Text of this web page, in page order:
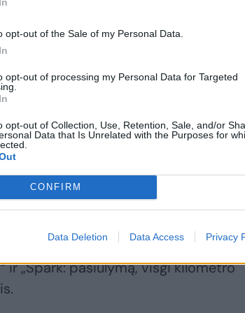
opt-out of the Sale of my Personal Data.
opt-out of processing my Personal Data for Targeted
opt-out of Collection, Use, Retention, Sale, and/or
Data that Is Unrelated with the Purposes for
CONFIRM
Data Deletion Data Access Privacy
ct už kilometrą. Papildomai už kurą
pasinaudoti automobiliu,
mokestį.
nuo 13 centų už minutę ir 22
pakloti norint išsinuomoti
kaina prasideda nuo 27 centų už
ir „Spark: pasiūlymą, visgi kilometro